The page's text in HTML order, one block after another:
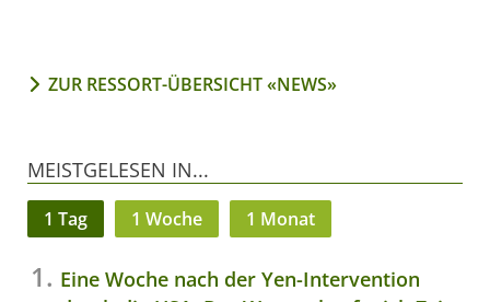
ZUR RESSORT-ÜBERSICHT «NEWS»
MEISTGELESEN IN...
1 Tag 1 Woche 1 Monat
Eine Woche nach der Yen-Intervention